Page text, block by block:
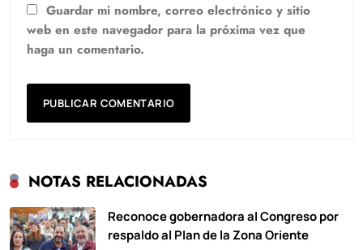
Guardar mi nombre, correo electrónico y sitio
web en este navegador para la próxima vez que
haga un comentario.
NOTAS RELACIONADAS
Reconoce gobernadora al Congreso por
respaldo al Plan de la Zona Oriente